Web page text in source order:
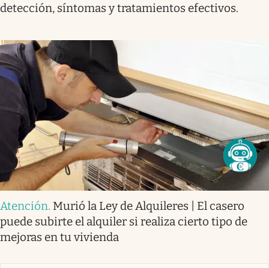
detección, síntomas y tratamientos efectivos.
Atención. Murió la Ley de Alquileres | El casero
puede subirte el alquiler si realiza cierto tipo de
mejoras en tu vivienda